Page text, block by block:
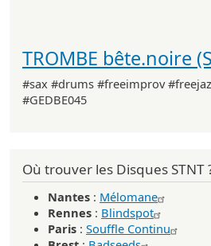
TROMBE bête.noire
#sax #drums #freeimprov
#GEDBE045
Où trouver les Disques STNT
Nantes : Mélomane
Rennes : Blindspot
Paris : Souffle Continu